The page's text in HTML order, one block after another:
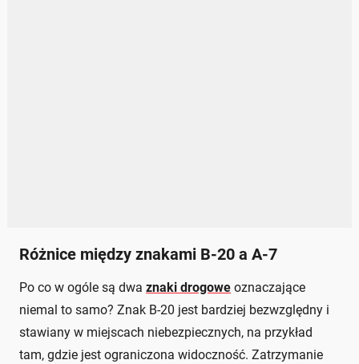
Różnice między znakami B-20 a A-7
Po co w ogóle są dwa znaki drogowe oznaczające
niemal to samo? Znak B-20 jest bardziej bezwzględny i
stawiany w miejscach niebezpiecznych, na przykład
tam, gdzie jest ograniczona widoczność. Zatrzymanie